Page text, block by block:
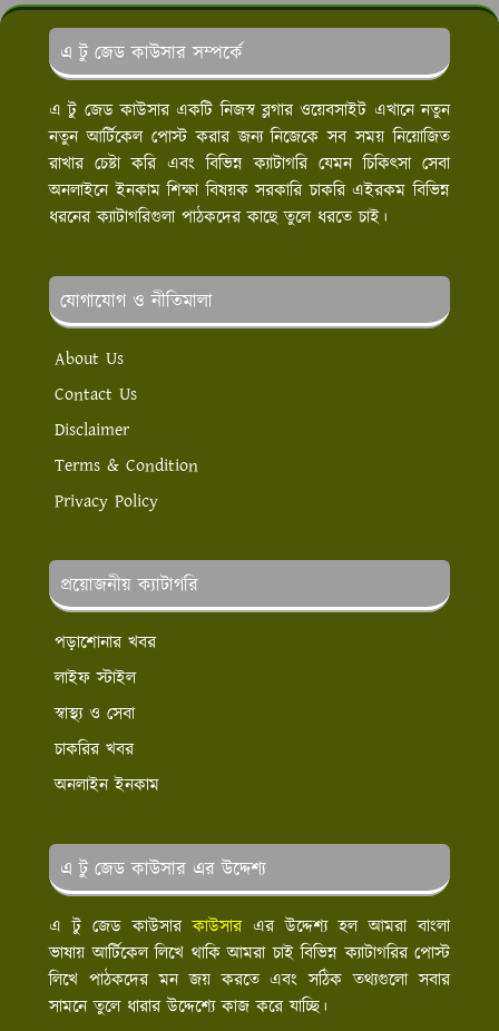
এ টু জেড কাউসার সম্পর্কে
এ টু জেড কাউসার একটি নিজস্ব ব্লগার ওয়েবসাইট এখানে নতুন
নতুন আর্টিকেল পোস্ট করার জন্য নিজেকে সব সময় নিয়োজিত
রাখার চেষ্টা করি এবং বিভিন্ন ক্যাটাগরি যেমন চিকিৎসা সেবা
অনলাইনে ইনকাম শিক্ষা বিষয়ক সরকারি চাকরি এইরকম বিভিন্ন
ধরনের ক্যাটাগরিগুলা পাঠকদের কাছে তুলে ধরতে চাই।
যোগাযোগ ও নীতিমালা
About Us
Contact Us
Disclaimer
Terms & Condition
Privacy Policy
প্রয়োজনীয় ক্যাটাগরি
পড়াশোনার খবর
লাইফ স্টাইল
স্বাস্থ্য ও সেবা
চাকরির খবর
অনলাইন ইনকাম
এ টু জেড কাউসার এর উদ্দেশ্য
এ টু জেড কাউসারকাউসারএর উদ্দেশ্য হল আমরা বাংলা
ভাষায় আর্টিকেল লিখে থাকি আমরা চাই বিভিন্ন ক্যাটাগরির পোস্ট
লিখে পাঠকদের মন জয় করতে এবং সঠিক তথ্যগুলো সবার
সামনে তুলে ধারার উদ্দেশ্যে কাজ করে যাচ্ছি।